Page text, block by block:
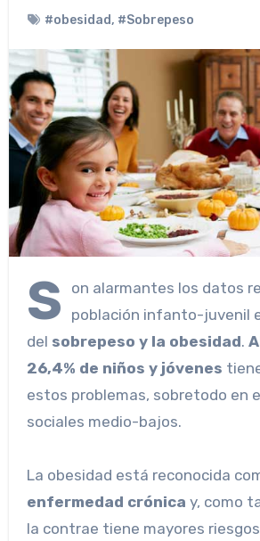
#obesidad, #Sobrepeso
S
on alarmantes los datos
población infanto-juvenil
del sobrepeso y la obesidad.
26,4% de niños y jóvenes
estos problemas, sobretodo en
sociales medio-bajos.
La obesidad está reconocida
enfermedad crónica y, como
la contrae tiene mayores